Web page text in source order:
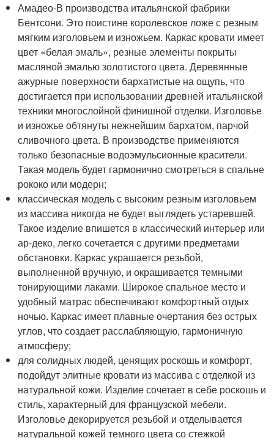
Амадео-В производства итальянской фабрики
Бентсони. Это поистине королевское ложе с резным
мягким изголовьем и изножьем. Каркас кровати имеет
цвет «белая эмаль», резные элементы покрыты
масляной эмалью золотистого цвета. Деревянные
ажурные поверхности бархатистые на ощупь, что
достигается при использовании древней итальянской
техники многослойной финишной отделки. Изголовье
и изножье обтянуты нежнейшим бархатом, парчой
сливочного цвета. В производстве применяются
только безопасные водоэмульсионные красители.
Такая модель будет гармонично смотреться в спальне
рококо или модерн;
классическая модель с высоким резным изголовьем
из массива никогда не будет выглядеть устаревшей.
Такое изделие впишется в классический интерьер или
ар-деко, легко сочетается с другими предметами
обстановки. Каркас украшается резьбой,
выполненной вручную, и окрашивается темными
тонирующими лаками. Широкое спальное место и
удобный матрас обеспечивают комфортный отдых
ночью. Каркас имеет плавные очертания без острых
углов, что создает расслабляющую, гармоничную
атмосферу;
для солидных людей, ценящих роскошь и комфорт,
подойдут элитные кровати из массива с отделкой из
натуральной кожи. Изделие сочетает в себе роскошь и
стиль, характерный для французской мебели.
Изголовье декорируется резьбой и отделывается
натуральной кожей темного цвета со стежкой